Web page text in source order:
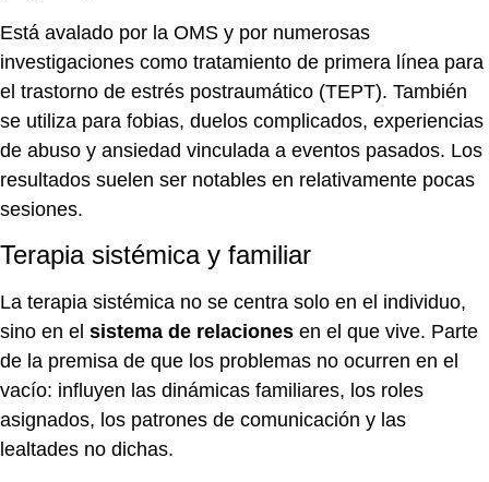
Está avalado por la OMS y por numerosas
investigaciones como tratamiento de primera línea para
el trastorno de estrés postraumático (TEPT). También
se utiliza para fobias, duelos complicados, experiencias
de abuso y ansiedad vinculada a eventos pasados. Los
resultados suelen ser notables en relativamente pocas
sesiones.
Terapia sistémica y familiar
La terapia sistémica no se centra solo en el individuo,
sino en el sistema de relaciones en el que vive. Parte
de la premisa de que los problemas no ocurren en el
vacío: influyen las dinámicas familiares, los roles
asignados, los patrones de comunicación y las
lealtades no dichas.